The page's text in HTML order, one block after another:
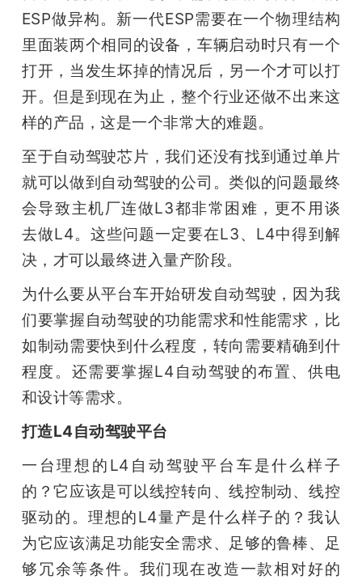
ESP做异构。新一代ESP需要在一个物理结构
里面装两个相同的设备，车辆启动时只有一个
打开，当发生坏掉的情况后，另一个才可以打
开。但是到现在为止，整个行业还做不出来这
样的产品，这是一个非常大的难题。
至于自动驾驶芯片，我们还没有找到通过单片
就可以做到自动驾驶的公司。类似的问题最终
会导致主机厂连做L3都非常困难，更不用谈
去做L4。这些问题一定要在L3、L4中得到解
决，才可以最终进入量产阶段。
为什么要从平台车开始研发自动驾驶，因为我
们要掌握自动驾驶的功能需求和性能需求，比
如制动需要快到什么程度，转向需要精确到什
程度。还需要掌握L4自动驾驶的布置、供电
和设计等需求。
打造L4自动驾驶平台
一台理想的L4自动驾驶平台车是什么样子
的？它应该是可以线控转向、线控制动、线控
驱动的。理想的L4量产是什么样子的？我认
为它应该满足功能安全需求、足够的鲁棒、足
够冗余等条件。我们现在改造一款相对好的